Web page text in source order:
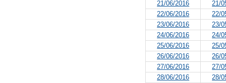
21/06/2016
21/
22/06/2016
22/
23/06/2016
23/
24/06/2016
24/
25/06/2016
25/
26/06/2016
26/
27/06/2016
27/
28/06/2016
28/